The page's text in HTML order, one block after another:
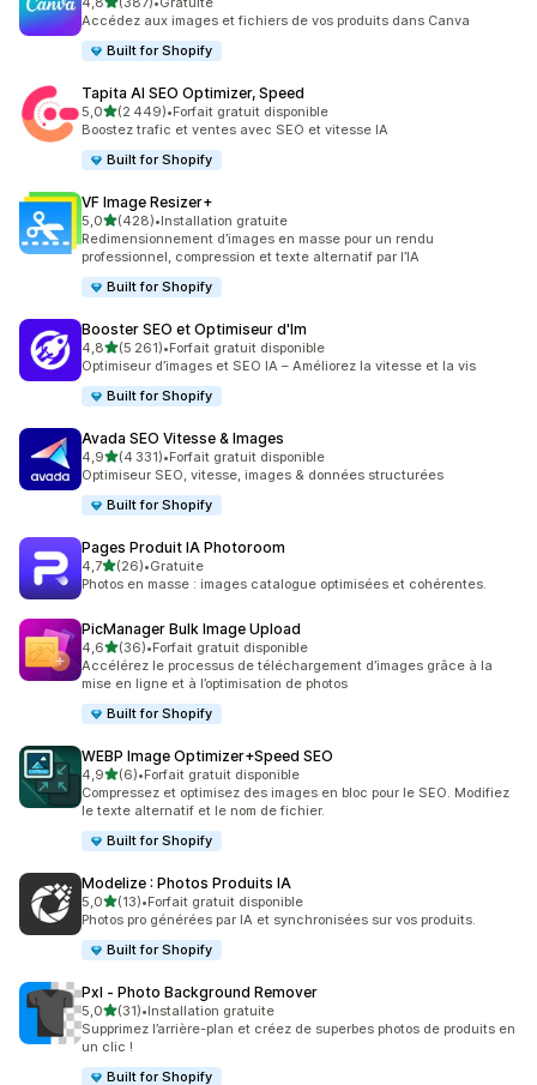
387 avis au total
Accédez aux images et fichiers de vos produits dans Canva
Built for Shopify
Tapita AI SEO Optimizer, Speed
5,0étoile(s) sur 5
(2 449)
2449 avis au total
•Forfait gratuit disponible
Boostez trafic et ventes avec SEO et vitesse IA
Built for Shopify
VF Image Resizer+
5,0étoile(s) sur 5
(428)
428 avis au total
•Installation gratuite
Redimensionnement d’images en masse pour un rendu
professionnel, compression et texte alternatif par l’IA
Built for Shopify
Booster SEO et Optimiseur d'Im
4,8étoile(s) sur 5
(5 261)
5261 avis au total
•Forfait gratuit disponible
Optimiseur d’images et SEO IA – Améliorez la vitesse et la vis
Built for Shopify
Avada SEO Vitesse & Images
4,9étoile(s) sur 5
(4 331)
4331 avis au total
•Forfait gratuit disponible
Optimiseur SEO, vitesse, images & données structurées
Built for Shopify
Pages Produit IA Photoroom
4,7étoile(s) sur 5
(26)
26 avis au total
•Gratuite
Photos en masse : images catalogue optimisées et cohérentes.
PicManager Bulk Image Upload
4,6étoile(s) sur 5
(36)
36 avis au total
•Forfait gratuit disponible
Accélérez le processus de téléchargement d’images grâce à la
mise en ligne et à l’optimisation de photos
Built for Shopify
WEBP Image Optimizer+Speed SEO
4,9étoile(s) sur 5
(6)
6 avis au total
•Forfait gratuit disponible
Compressez et optimisez des images en bloc pour le SEO. Modifiez
le texte alternatif et le nom de fichier.
Built for Shopify
Modelize : Photos Produits IA
5,0étoile(s) sur 5
(13)
13 avis au total
•Forfait gratuit disponible
Photos pro générées par IA et synchronisées sur vos produits.
Built for Shopify
Pxl ‑ Photo Background Remover
5,0étoile(s) sur 5
(31)
31 avis au total
•Installation gratuite
Supprimez l’arrière-plan et créez de superbes photos de produits en
un clic !
Built for Shopify